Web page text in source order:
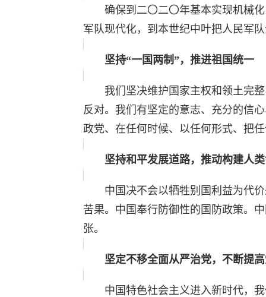
确保到二〇二〇年基本实现机械化
军队现代化，到本世纪中叶把人民军
坚持“一国两制”，推进祖国统一
我们坚决维护国家主权和领土完整
反对。我们有坚定的意志、充分的信
政党、在任何时候、以任何形式、把
坚持和平发展道路，推动构建人类
中国决不会以牺牲别国利益为代价
苦果。中国奉行防御性的国防政策。
张。
坚定不移全面从严治党，不断提高
中国特色社会主义进入新时代，我